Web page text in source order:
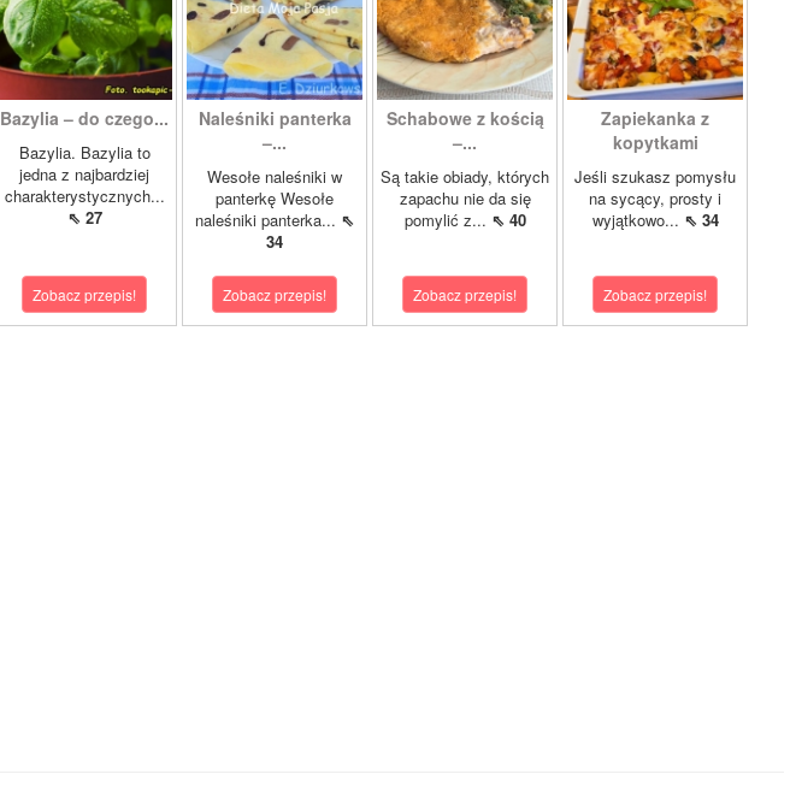
Bazylia – do czego...
Bazylia. Bazylia to
jedna z najbardziej
charakterystycznych...
⇖ 27
Zobacz przepis!
Naleśniki panterka
–...
Wesołe naleśniki w
panterkę Wesołe
naleśniki panterka... ⇖
34
Zobacz przepis!
Schabowe z kością
–...
Są takie obiady, których
zapachu nie da się
pomylić z... ⇖ 40
Zobacz przepis!
Zapiekanka z
kopytkami
Jeśli szukasz pomysłu
na sycący, prosty i
wyjątkowo... ⇖ 34
Zobacz przepis!